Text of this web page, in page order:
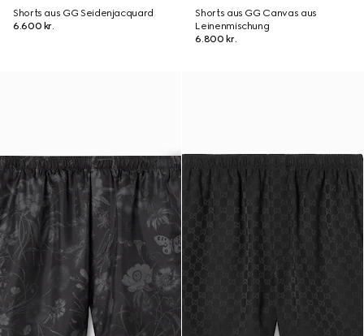
Shorts aus GG Seidenjacquard
6.600 kr.
Shorts aus GG Canvas aus
Leinenmischung
6.800 kr.